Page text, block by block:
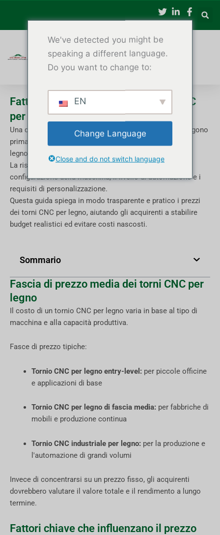
contenuto
Fattori di costo e prezzo del tornio CNC
per legno spiegati
Una delle domande più comuni che gli acquirenti si pongono
prima di acquistare è: "Quanto costa un tornio CNC per
legno?"
La risposta dipende da molteplici fattori, tra cui la
configurazione della macchina, il livello di automazione e i
requisiti di personalizzazione.
Questa guida spiega in modo trasparente e pratico i prezzi
dei torni CNC per legno, aiutando gli acquirenti a stabilire
budget realistici ed evitare costi nascosti.
Sommario
Fascia di prezzo media dei torni CNC per
legno
Il costo di un tornio CNC per legno varia in base al tipo di
macchina e alla capacità produttiva.
Fasce di prezzo tipiche:
Tornio CNC per legno entry-level:per piccole officine
e applicazioni di base
Tornio CNC per legno di fascia media:per fabbriche di
mobili e produzione continua
Tornio CNC industriale per legno:per la produzione e
l'automazione di grandi volumi
Invece di concentrarsi su un prezzo fisso, gli acquirenti
dovrebbero valutare il valore totale e il rendimento a lungo
termine.
Fattori chiave che influenzano il prezzo
We've detected you might be
speaking a different language.
Do you want to change to:
EN
Change Language
Close and do not switch language